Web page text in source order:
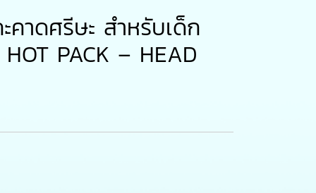
คาดศรีษะ สำหรับเด็ก
PACK – HEAD